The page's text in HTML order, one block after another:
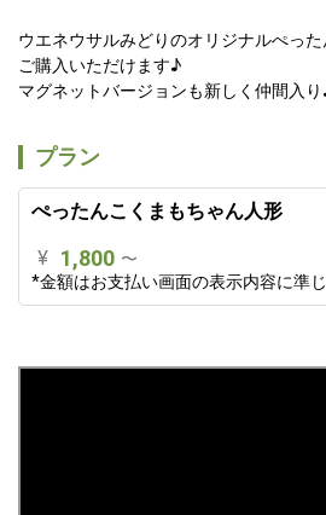
ウエネウサルみどりのオリジナルぺっ
ご購入いただけます♪
マグネットバージョンも新しく仲間入
プラン
ぺったんこくまもちゃん人形
¥ 1,800 〜
*金額はお支払い画面の表示内容に準じ